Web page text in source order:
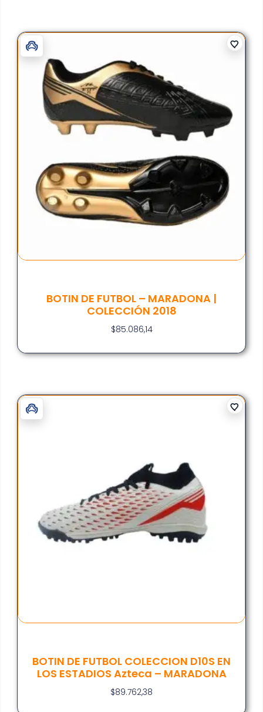
BOTIN DE FUTBOL – MARADONA |
COLECCIÓN 2018
$85.086,14
BOTIN DE FUTBOL COLECCION D10S EN
LOS ESTADIOS Azteca – MARADONA
$89.762,38